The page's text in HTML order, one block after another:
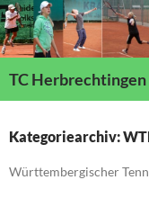
TC Herbrechtingen
SPRINGEN
Kategoriearchiv:
Württembergischer